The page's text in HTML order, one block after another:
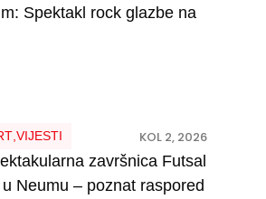
Spektakl rock glazbe na
, VIJESTI KOL 2, 2026
završnica Futsal
Neumu – poznat raspored